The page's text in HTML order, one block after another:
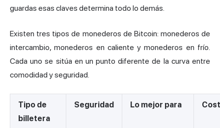
guardas esas claves determina todo lo demás.
Existen tres tipos de monederos de Bitcoin: monederos de
intercambio, monederos en caliente y monederos en frío.
Cada uno se sitúa en un punto diferente de la curva entre
comodidad y seguridad.
Tipo de
billetera
Seguridad Lo mejor para